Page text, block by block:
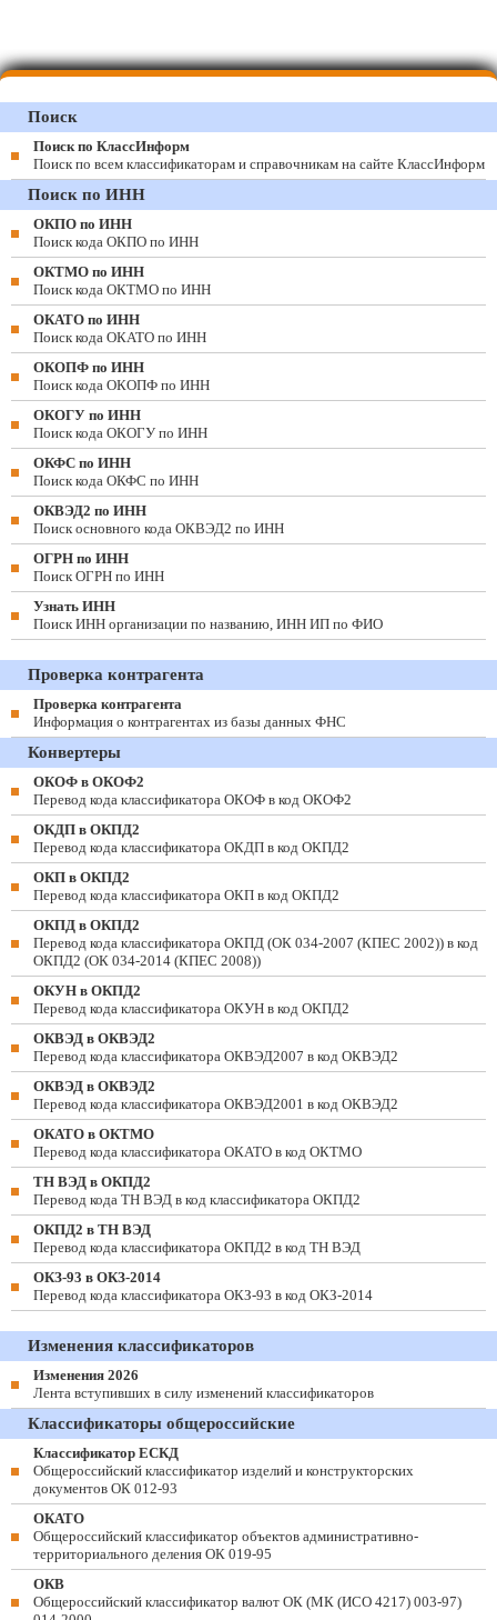
Поиск
Поиск по КлассИнформ
Поиск по всем классификаторам и справочникам на сайте КлассИнформ
Поиск по ИНН
ОКПО по ИНН
Поиск кода ОКПО по ИНН
ОКТМО по ИНН
Поиск кода ОКТМО по ИНН
ОКАТО по ИНН
Поиск кода ОКАТО по ИНН
ОКОПФ по ИНН
Поиск кода ОКОПФ по ИНН
ОКОГУ по ИНН
Поиск кода ОКОГУ по ИНН
ОКФС по ИНН
Поиск кода ОКФС по ИНН
ОКВЭД2 по ИНН
Поиск основного кода ОКВЭД2 по ИНН
ОГРН по ИНН
Поиск ОГРН по ИНН
Узнать ИНН
Поиск ИНН организации по названию, ИНН ИП по ФИО
Проверка контрагента
Проверка контрагента
Информация о контрагентах из базы данных ФНС
Конвертеры
ОКОФ в ОКОФ2
Перевод кода классификатора ОКОФ в код ОКОФ2
ОКДП в ОКПД2
Перевод кода классификатора ОКДП в код ОКПД2
ОКП в ОКПД2
Перевод кода классификатора ОКП в код ОКПД2
ОКПД в ОКПД2
Перевод кода классификатора ОКПД (ОК 034-2007 (КПЕС 2002)) в код
ОКПД2 (ОК 034-2014 (КПЕС 2008))
ОКУН в ОКПД2
Перевод кода классификатора ОКУН в код ОКПД2
ОКВЭД в ОКВЭД2
Перевод кода классификатора ОКВЭД2007 в код ОКВЭД2
ОКВЭД в ОКВЭД2
Перевод кода классификатора ОКВЭД2001 в код ОКВЭД2
ОКАТО в ОКТМО
Перевод кода классификатора ОКАТО в код ОКТМО
ТН ВЭД в ОКПД2
Перевод кода ТН ВЭД в код классификатора ОКПД2
ОКПД2 в ТН ВЭД
Перевод кода классификатора ОКПД2 в код ТН ВЭД
ОКЗ-93 в ОКЗ-2014
Перевод кода классификатора ОКЗ-93 в код ОКЗ-2014
Изменения классификаторов
Изменения 2026
Лента вступивших в силу изменений классификаторов
Классификаторы общероссийские
Классификатор ЕСКД
Общероссийский классификатор изделий и конструкторских
документов ОК 012-93
ОКАТО
Общероссийский классификатор объектов административно-
территориального деления ОК 019-95
ОКВ
Общероссийский классификатор валют ОК (МК (ИСО 4217) 003-97)